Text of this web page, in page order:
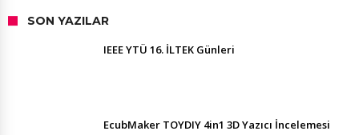
SON YAZILAR
IEEE YTÜ 16. İLTEK Günleri
EcubMaker TOYDIY 4in1 3D Yazıcı İncelemesi